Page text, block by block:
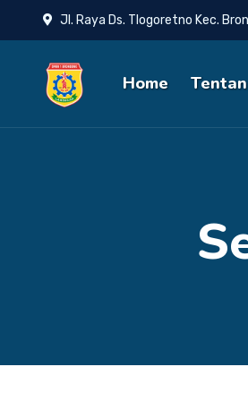
Jl. Raya Ds. Tlogoretno Kec.
Home